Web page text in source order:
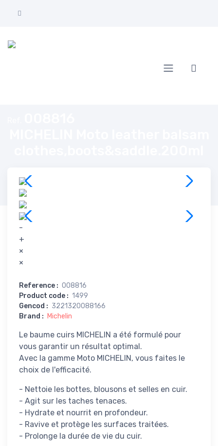
-
+
×
×
Reference : 008816
Product code : 1499
Gencod : 3221320088166
Brand : Michelin
Le baume cuirs MICHELIN a été formulé pour
vous garantir un résultat optimal.
Avec la gamme Moto MICHELIN, vous faites le
choix de l'efficacité.
- Nettoie les bottes, blousons et selles en cuir.
- Agit sur les taches tenaces.
- Hydrate et nourrit en profondeur.
- Ravive et protège les surfaces traitées.
- Prolonge la durée de vie du cuir.